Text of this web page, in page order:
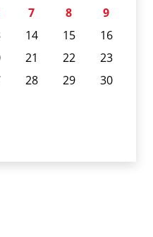
7 8
9
14 15
16
21 22
23
28 29
30